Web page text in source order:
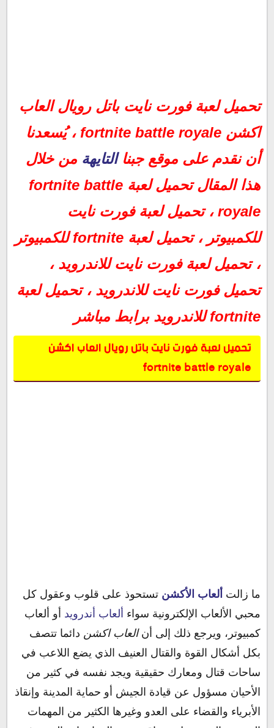
تحميل لعبة فورت نايت باتل رويال العاب اكشن fortnite battle
royale
تحميل لعبة fortnite battle royale
تحميل لعبة فورت نايت للكمبيوتر فورت نايت باتل رويال
تحميل لعبة fortnite للكمبيوتر
تحميل لعبة fortnite للاندرويد برابط مباشر
تحميل لعبة فورت نايت للاندرويد
تحميل لعبة فورت نايت باتل رويال العاب
اكشن fortnite battle royale ، يُسعدنا
أن نقدم على موقع جبناالتايهة من خلال
هذا المقال تحميل لعبة fortnite battle
royale ، تحميل لعبة فورت نايت
للكمبيوتر ، تحميل لعبة fortnite للكمبيوتر
، تحميل لعبة فورت نايت للاندرويد ،
تحميل فورت نايت للاندرويد ، تحميل لعبة
fortnite للاندرويد برابط مباشر
تحميل لعبة فورت نايت باتل رويال العاب اكشن
fortnite battle royale
ما زالت ألعاب الأكشن تستحوذ على قلوب وعقول كل
محبي الألعاب الإلكترونية سواء ألعاب أندرويد أو ألعاب
كمبيوتر، ويرجع ذلك إلى أنالعاب اكشن دائما تتصف
بكل أشكال القوة والقتال العنيف الذي يضع اللاعب في
ساحات قتال ومعارك حقيقية ويجد نفسه في كثير من
الأحيان مسؤول عن قيادة الجيش أو حماية المدينة وإنقاذ
الأبرياء والقضاء على العدو وغيرها الكثير من المهمات